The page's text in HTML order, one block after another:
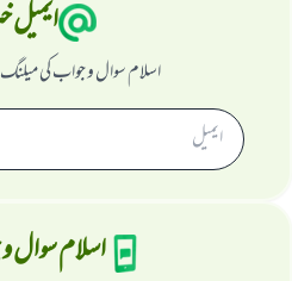
ایمیل
اسلام سوال و جواب کی
اسلام